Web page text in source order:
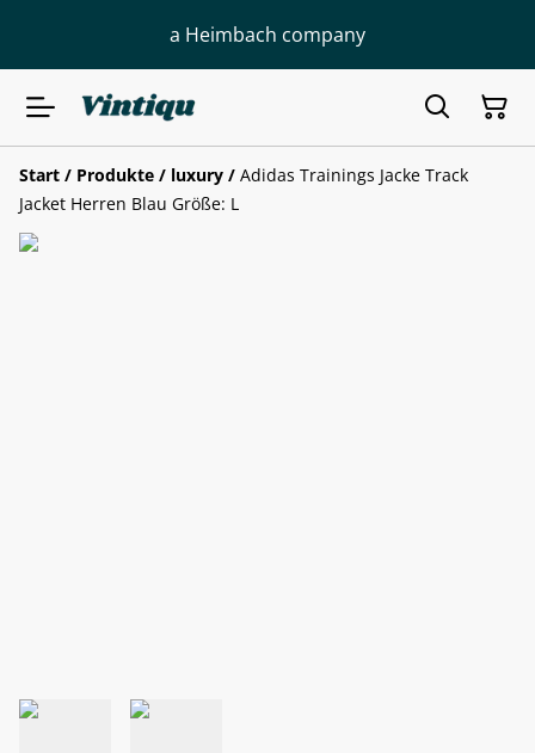
a Heimbach company
Start / Produkte / luxury / Adidas Trainings Jacke Track
Jacket Herren Blau Größe: L